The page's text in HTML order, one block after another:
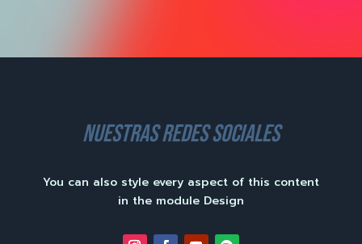
nuestras redes sociales
You can also style every aspect of this content
in the module Design